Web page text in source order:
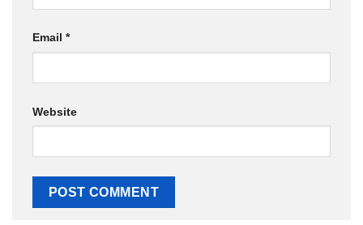
Email *
Website